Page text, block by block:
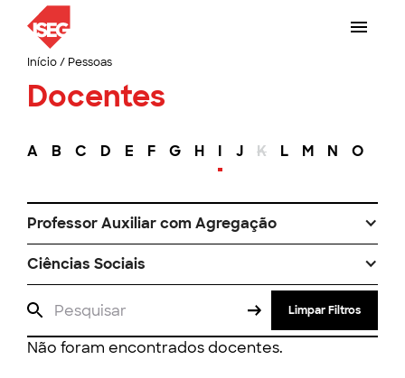
Início/ Pessoas
Docentes
A B C D E F G H I J K L M N O
Professor Auxiliar com Agregação
Ciências Sociais
Limpar Filtros
Não foram encontrados docentes.